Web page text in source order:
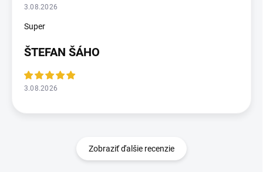
3.08.2026
Super
ŠTEFAN ŠÁHO
3.08.2026
Zobraziť ďalšie recenzie